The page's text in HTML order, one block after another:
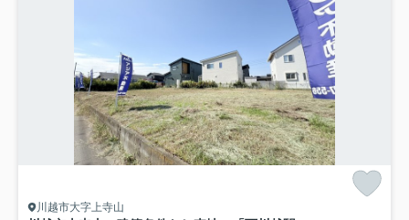
川越市大字上寺山